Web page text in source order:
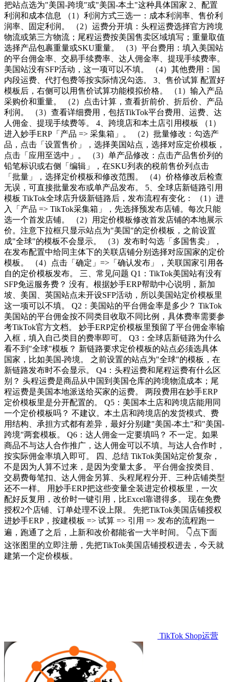
把站点选为"美国-跨境"或"美国-本土"这种具体国家 2、配置
利润和成本信息 （1）利润方式三选一：成本利润率、售价利
润率、固定利润。 （2）运费分开填：头程运费选择官方跨境
物流或第三方物流；尾程运费按美国售卖区域填写；重量取值
选择产品包裹重量或SKU重量。 （3）平台费用：填入美国站
的平台佣金率、交易手续费率、达人佣金率、提现手续费率。
美国站没有SFP活动，这一项可以不填。 （4）其他费用：国
内段运费、代打包费等按实际情况勾选。 3、售价试算 配置好
模板后，右侧可以用售价试算功能模拟价格。 （1）输入产品
采购价和重量。 （2）点击计算，查看折前价、折后价、产品
利润。 （3）查看详细费用，包括TikTok平台费用、运费、达
人佣金、提现手续费等。 4、跨境店和本土店引用模板 （1）
进入妙手ERP「产品 => 采集箱」。 （2）批量修改：勾选产
品，点击「设置售价」，选择美国站点，选择对应定价模板，
点击「应用至选中」。 （3）单产品修改：点击产品售价列的
铅笔标识或右侧「编辑」，在SKU列表的税前售价列点击
「批量」，选择定价模板和修改范围。 （4）价格修改后检查
无误，可直接批量发布或单产品发布。 5、全球店新链路引用
模板 TikTok全球店升级新链路后，发布流程有变化： （1）进
入「产品 => TikTok采集箱」，先选择预发布店铺。每次只能
选一个首发店铺。 （2）用定价模板修改首发店铺的本地展示
价。注意下拉框只显示站点为"美国"的定价模板，之前设置
成"全球"的模板不会显示。 （3）发布时勾选「多国售卖」，
在发布配置中给同主体下的关联店铺分别选择对应国家的定价
模板。 （4）点击「确定」=>「确认发布」，关联国家引用各
自的定价模板发布。 三、常见问题 Q1：TikTok美国站有没有
SFP免运服务费？ 没有。根据妙手ERP帮助中心说明，新加
坡、美国、英国站点未开设SFP活动，所以美国站定价模板里
这一项可以不填。 Q2：美国站的平台佣金率是多少？ TikTok
美国站的平台佣金按不同类目收取不同比例，具体费率需要参
考TikTok官方文档。 妙手ERP定价模板里预留了平台佣金率输
入框，填入自己类目的费率即可。 Q3：全球店新链路为什么
看不到"全球"模板？ 新链路要求定价模板的站点必须选具体
国家，比如美国-跨境。 之前设置的站点为"全球"的模板，在
新链路发布时不会显示。 Q4：头程运费和尾程运费有什么区
别？ 头程运费是商品从中国到美国仓库的跨境物流成本；尾
程运费是美国本地派送给买家的运费。 两段费用在妙手ERP
定价模板里是分开配置的。 Q5：美国本土店和跨境店能用同
一个定价模板吗？ 不建议。本土店和跨境店的发货模式、费
用结构、承担方式都有差异，最好分别建"美国-本土"和"美国-
跨境"两套模板。 Q6：达人佣金一定要填吗？ 不一定。如果
商品不与达人合作推广，达人佣金可以不填。与达人合作时，
按实际佣金率填入即可。 四、总结 TikTok美国站定价复杂，
不是因为人算不过来，是因为变量太多。 平台佣金按类目、
交易费每笔扣、达人佣金另算、头程尾程分开、三种店铺类型
还不一样。 用妙手ERP把这些变量全装进定价模板里，一次
配好反复用，改价时一键引用，比Excel靠谱得多。 现在免费
授权2个店铺、订单处理不设上限。 先把TikTok美国店铺授权
进妙手ERP，按建模板 => 试算 => 引用 => 发布的流程跑一
遍，跑通了之后，上新和改价都能省一大半时间。 👇点下面
这张图里的立即注册，先把TikTok美国店铺授权进去，今天就
建第一个定价模板。
TikTok Shop运营